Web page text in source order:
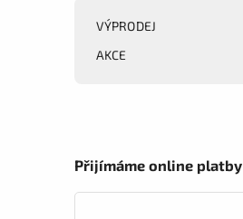
VÝPRODEJ
AKCE
Přijímáme online platby